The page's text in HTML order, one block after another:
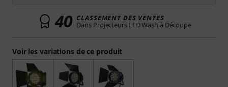
Voir les variations de ce produit
40 CLASSEMENT DES VENTES
Dans Projecteurs LED Wash à Découpe